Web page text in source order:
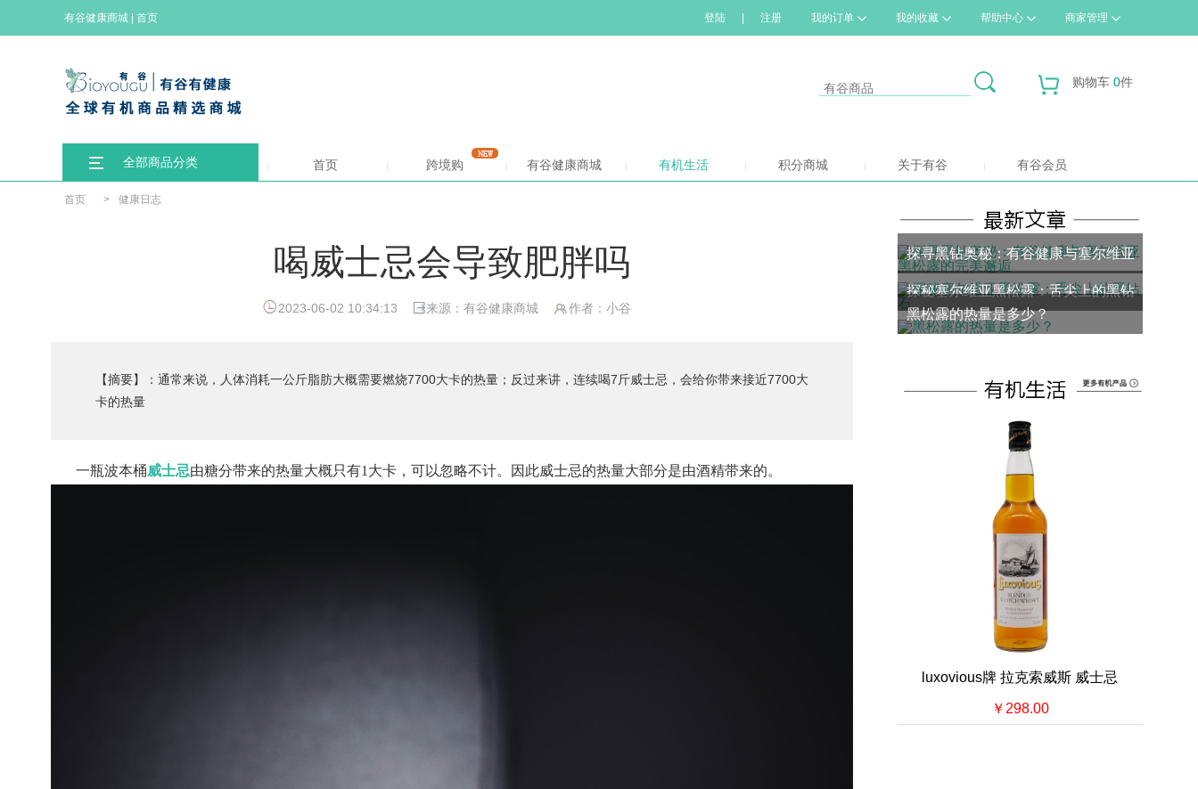
有谷健康商城 首页 登陆 注册 我的订单 我的收藏 帮助中心 商家管理
购物车 0件
全部商品分类 首页 跨境购 有谷健康商城 有机生活 积分商城 关于有谷 有谷会员
首页 > 健康日志
喝威士忌会导致肥胖吗
2023-06-02 10:34:13 来源：有谷健康商城 作者：小谷
【摘要】：通常来说，人体消耗一公斤脂肪大概需要燃烧7700大卡的热量；反过来讲，连续喝7斤威士忌，会给你带来接近7700大
卡的热量
一瓶波本桶威士忌由糖分带来的热量大概只有1大卡，可以忽略不计。因此威士忌的热量大部分是由酒精带来的。
探寻黑钻奥秘：有谷健康与塞尔维亚
黑松露的完美邂逅
探秘塞尔维亚黑松露：舌尖上的黑钻
石
黑松露的热量是多少？
luxovious牌 拉克索威斯 威士忌
￥298.00